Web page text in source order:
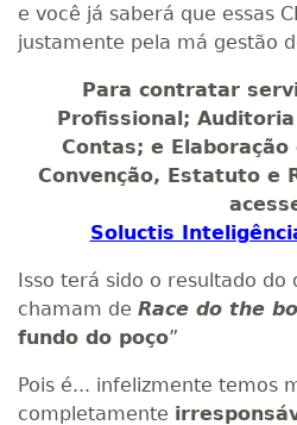
e você já saberá que essas
justamente pela má gestão
Para contratar
Profissional;
Contas; e Elaboração
Convenção, Estatuto e
Soluctis
Isso terá sido o resultado do
chamam de Race do the
fundo do poço”
Pois é... infelizmente temos
completamente